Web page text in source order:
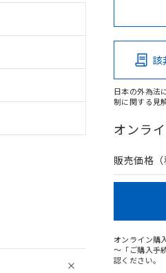
該
日本の外為法
制に関する見
オンラ
販売価格（
オンライン購
～「ご購入手
認ください。